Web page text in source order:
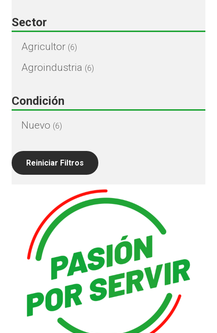
Sector
Agricultor (6)
Agroindustria (6)
Condición
Nuevo (6)
Reiniciar Filtros